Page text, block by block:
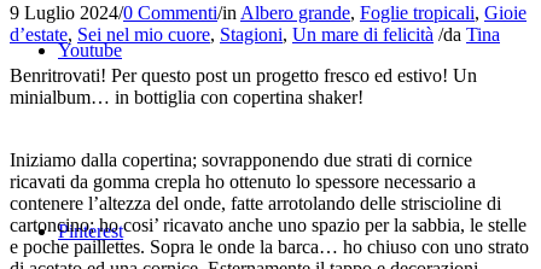
Youtube
Pinterest
9 Luglio 2024/0 Commenti/in Albero grande, Foglie tropicali, Gioie
d’estate, Sei nel mio cuore, Stagioni, Un mare di felicità /da Tina
Benritrovati! Per questo post un progetto fresco ed estivo! Un
minialbum… in bottiglia con copertina shaker!
Iniziamo dalla copertina; sovrapponendo due strati di cornice
ricavati da gomma crepla ho ottenuto lo spessore necessario a
contenere l’altezza del onde, fatte arrotolando delle striscioline di
cartoncino; ho cosi’ ricavato anche uno spazio per la sabbia, le stelle
e poche paillettes. Sopra le onde la barca… ho chiuso con uno strato